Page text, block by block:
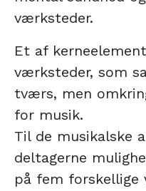
værksteder.
Et af
værksteder, som
tværs, men
for musik.
Til de musikalske
deltagerne
på fem forskellige